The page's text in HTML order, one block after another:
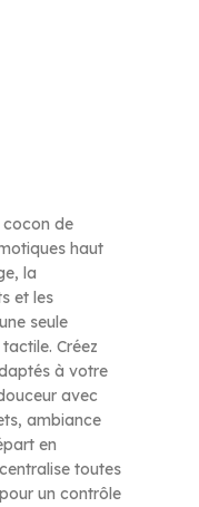
cocon de
haut
la
et les
seule
Créez
à votre
avec
ambiance
en
toutes
un contrôle